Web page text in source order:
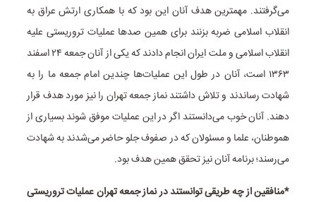
می‌گرفتند. مهمترین هدف آنان این بود که با همکاری ارتش عراق به
انقلاب اسلامی ضربه بزنند برای همین صدها عملیات تروریستی علیه
انقلاب اسلامی و ملت ایران انجام دادند که یکی از آنان جمعه ۲۴ اسفند
۱۳۶۳ است، آنان در طول این عملیات‌ها چندین امام جمعه ما را به
شهادت رساندند و تلاش داشتند نماز جمعه تهران را نیز مورد هدف قرار
دهند. آنان خوب می‌دانستند اگر در این عملیات موفق شوند بسیاری از
هموطنان، علما و مسئولان که در صفوف جلو حاضر می‌شدند به شهادت
می‌رسند؛ برنامه آنان نیز تحقق همین هدف بود.
*منافقین از چه طریقی توانستند در نماز جمعه تهران عملیات تروریستی